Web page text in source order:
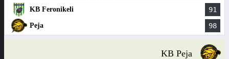
KB Feronikeli 91
Peja 98
KB Peja